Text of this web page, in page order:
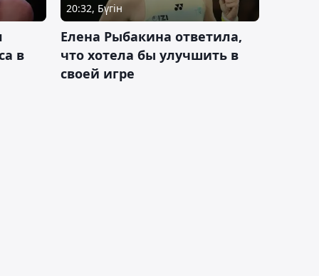
в
20:32, Бүгін
Елена Рыбакина ответила,
что хотела бы улучшить в
своей игре